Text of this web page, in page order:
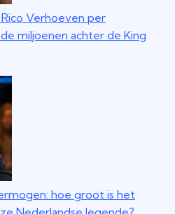
Verhoeven per
miljoenen achter de King
hoe groot is het